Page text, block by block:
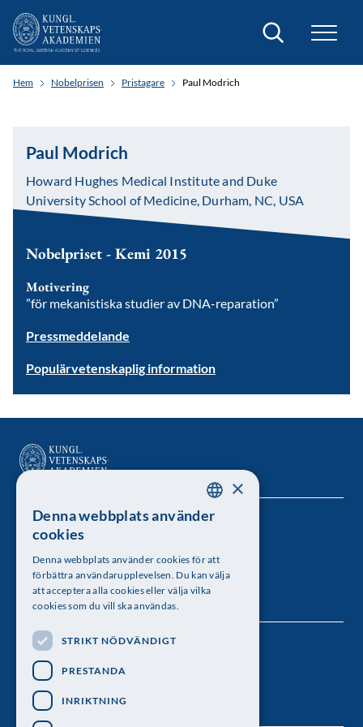
Sök
Hem Nobelprisen Pristagare Paul Modrich
Paul Modrich
Howard Hughes Medical Institute and Duke
University School of Medicine, Durham, NC, USA
Nobelpriset - Kemi 2015
Motivering
”för mekanistiska studier av DNA-reparation”
Pressmeddelande
Populärvetenskaplig information
Kungl. Vetenskapsakademien
Besöksadress: Lilla Frescativägen 4A
Telefon: 08-673 95 00
Följ oss
SWEDISH
×
Denna webbplats använder
cookies
Denna webbplats använder cookies för att
förbättra användarupplevelsen. Du kan välja
att acceptera alla cookies eller välja vilka
cookies som du vill ska användas.
STRIKT NÖDVÄNDIGT
PRESTANDA
INRIKTNING